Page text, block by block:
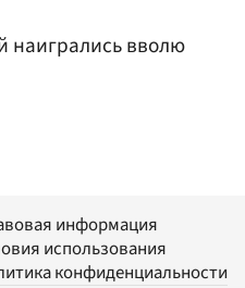
наигрались вволю
информация
использования
конфиденциальности